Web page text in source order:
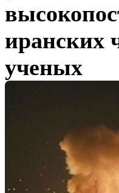
иранских
ученых